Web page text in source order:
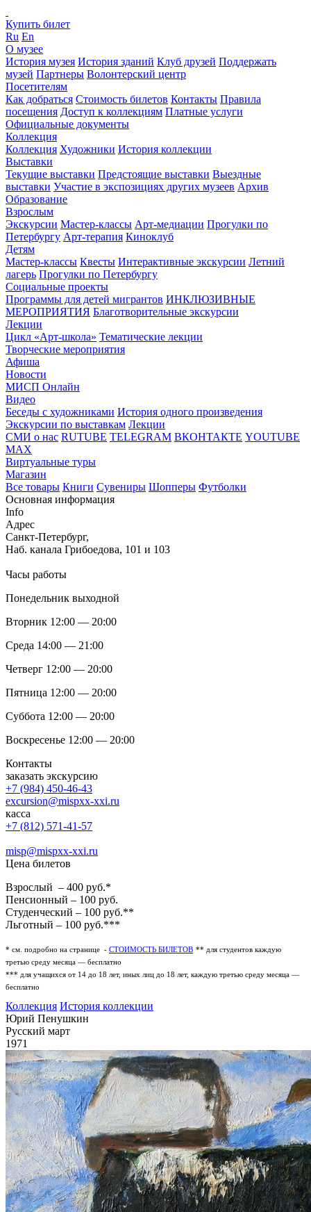
Купить билет
Ru En
О музее
История музея История зданий Клуб друзей Поддержать
музей Партнеры Волонтерский центр
Посетителям
Как добраться Стоимость билетов Контакты Правила
посещения Доступ к коллекциям Платные услуги
Официальные документы
Коллекция
Коллекция Художники История коллекции
Выставки
Текущие выставки Предстоящие выставки Выездные
выставки Участие в экспозициях других музеев Архив
Образование
Взрослым
Экскурсии Мастер-классы Арт-медиации Прогулки по
Петербургу Арт-терапия Киноклуб
Детям
Мастер-классы Квесты Интерактивные экскурсии Летний
лагерь Прогулки по Петербургу
Социальные проекты
Программы для детей мигрантов ИНКЛЮЗИВНЫЕ
МЕРОПРИЯТИЯ Благотворительные экскурсии
Лекции
Цикл «Арт-школа» Тематические лекции
Творческие мероприятия
Афиша
Новости
МИСП Онлайн
Видео
Беседы с художниками История одного произведения
Экскурсии по выставкам Лекции
СМИ о нас RUTUBE TELEGRAM ВКОНТАКТЕ YOUTUBE
MAX
Виртуальные туры
Магазин
Все товары Книги Сувениры Шопперы Футболки
Основная информация
Info
Адрес
Санкт-Петербург,
Наб. канала Грибоедова, 101 и 103
Часы работы
Понедельник выходной
Вторник 12:00 — 20:00
Среда 14:00 — 21:00
Четверг 12:00 — 20:00
Пятница 12:00 — 20:00
Суббота 12:00 — 20:00
Воскресенье 12:00 — 20:00
Контакты
заказать экскурсию
+7 (984) 450-46-43
excursion@mispxx-xxi.ru
касса
+7 (812) 571-41-57
misp@mispxx-xxi.ru
Цена билетов
Взрослый – 400 руб.*
Пенсионный – 100 руб.
Студенческий – 100 руб.**
Льготный – 100 руб.***
* см. подробно на странице - СТОИМОСТЬ БИЛЕТОВ ** для студентов каждую
третью среду месяца — бесплатно
*** для учащихся от 14 до 18 лет, иных лиц до 18 лет, каждую третью среду месяца —
бесплатно
Коллекция История коллекции
Юрий Пенушкин
Русский март
1971